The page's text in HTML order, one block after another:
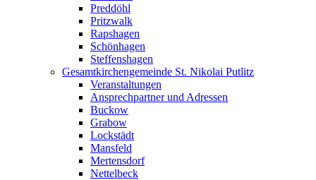
Preddöhl
Pritzwalk
Rapshagen
Schönhagen
Steffenshagen
Gesamtkirchengemeinde St. Nikolai Putlitz
Veranstaltungen
Ansprechpartner und Adressen
Buckow
Grabow
Lockstädt
Mansfeld
Mertensdorf
Nettelbeck